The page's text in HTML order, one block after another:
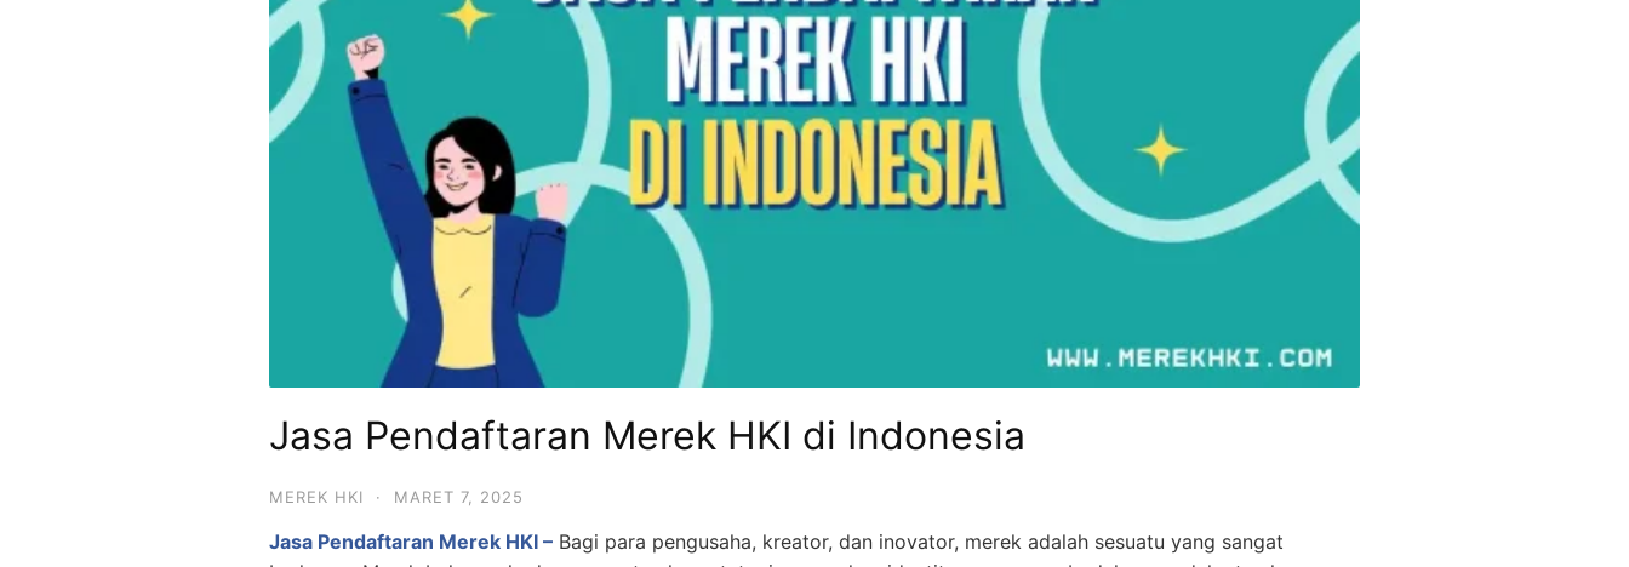
Jasa Pendaftaran Merek HKI di Indonesia
MEREK HKI · MARET 7, 2025
Jasa Pendaftaran Merek HKI – Bagi para pengusaha, kreator, dan inovator, merek adalah sesuatu yang sangat